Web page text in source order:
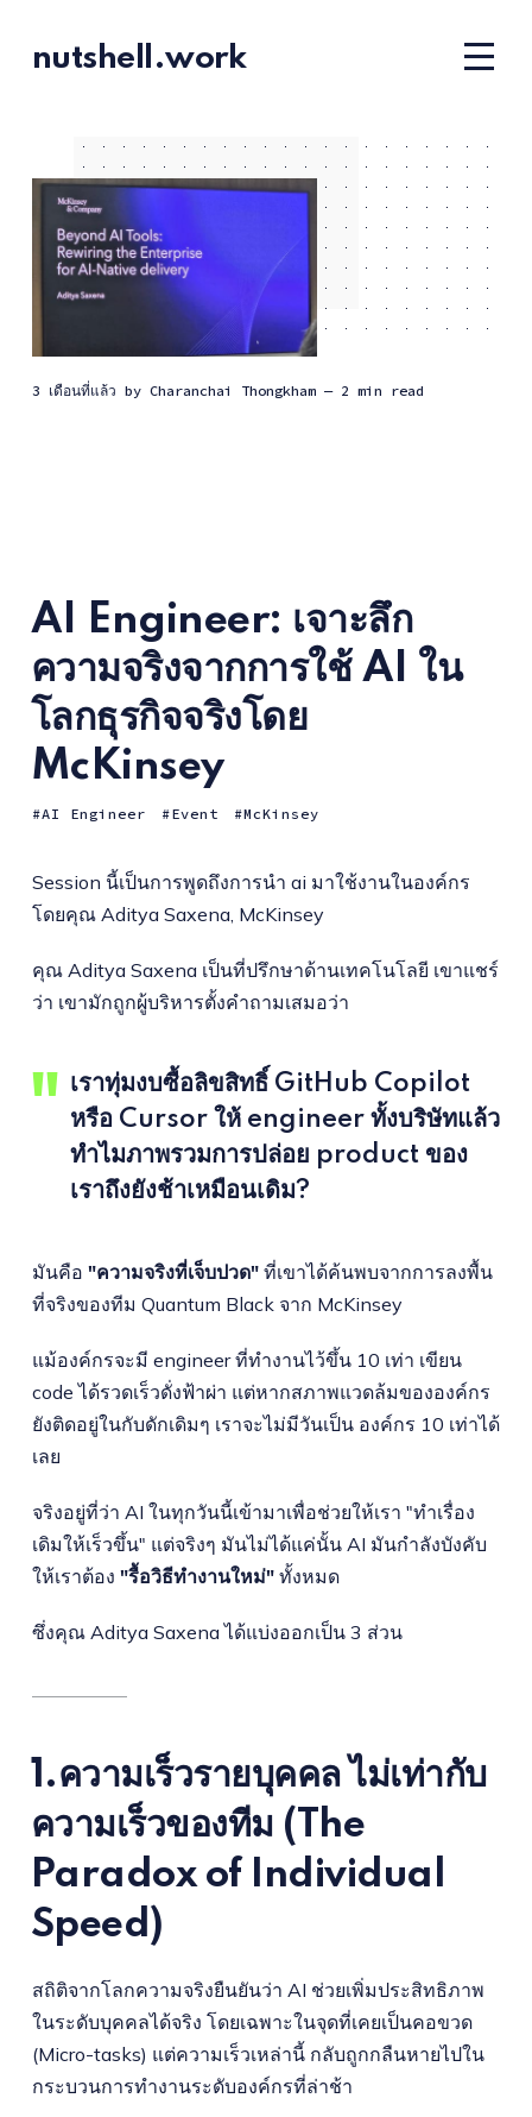
nutshell.work
3 เดือนที่แล้ว by Charanchai Thongkham — 2 min read
AI Engineer: เจาะลึก
ความจริงจากการใช้ AI ใน
โลกธุรกิจจริงโดย
McKinsey
AI Engineer Event McKinsey
Session นี้เป็นการพูดถึงการนำ ai มาใช้งานในองค์กร
โดยคุณ Aditya Saxena, McKinsey
คุณ Aditya Saxena เป็นที่ปรึกษาด้านเทคโนโลยี เขาแชร์
ว่า เขามักถูกผู้บริหารตั้งคำถามเสมอว่า
เราทุ่มงบซื้อลิขสิทธิ์ GitHub Copilot
หรือ Cursor ให้ engineer ทั้งบริษัทแล้ว
ทำไมภาพรวมการปล่อย product ของ
เราถึงยังช้าเหมือนเดิม?
มันคือ "ความจริงที่เจ็บปวด"ที่เขาได้ค้นพบจากการลงพื้น
ที่จริงของทีม Quantum Black จาก McKinsey
แม้องค์กรจะมี engineer ที่ทำงานไว้ขึ้น 10 เท่า เขียน
code ได้รวดเร็วดั่งฟ้าผ่า แต่หากสภาพแวดล้มขององค์กร
ยังติดอยู่ในกับดักเดิมๆ เราจะไม่มีวันเป็น องค์กร 10 เท่าได้
เลย
จริงอยู่ที่ว่า AI ในทุกวันนี้เข้ามาเพื่อช่วยให้เรา "ทำเรื่อง
เดิมให้เร็วขึ้น" แต่จริงๆ มันไม่ได้แค่นั้น AI มันกำลังบังคับ
ให้เราต้อง "รื้อวิธีทำงานใหม่"ทั้งหมด
ซึ่งคุณ Aditya Saxena ได้แบ่งออกเป็น 3 ส่วน
1.ความเร็วรายบุคคล ไม่เท่ากับ
ความเร็วของทีม (The
Paradox of Individual
Speed)
สถิติจากโลกความจริงยืนยันว่า AI ช่วยเพิ่มประสิทธิภาพ
ในระดับบุคคลได้จริง โดยเฉพาะในจุดที่เคยเป็นคอขวด
(Micro-tasks) แต่ความเร็วเหล่านี้ กลับถูกกลืนหายไปใน
กระบวนการทำงานระดับองค์กรที่ล่าช้า